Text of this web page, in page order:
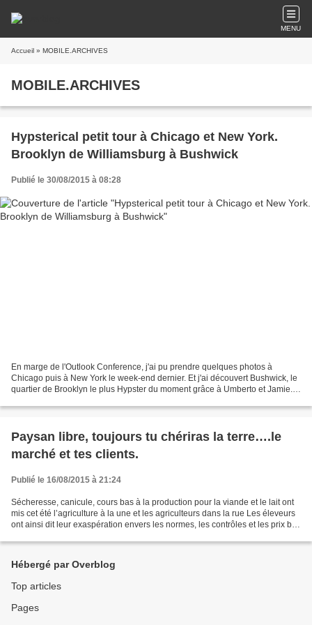
MENU
Accueil » MOBILE.ARCHIVES
MOBILE.ARCHIVES
Hypsterical petit tour à Chicago et New York.
Brooklyn de Williamsburg à Bushwick
Publié le 30/08/2015 à 08:28
En marge de l'Outlook Conference, j'ai pu prendre quelques photos à
Chicago puis à New York le week-end dernier. Et j'ai découvert Bushwick, le
quartier de Brooklyn le plus Hypster du moment grâce à Umberto et Jamie.
Paysan libre, toujours tu chériras la terre….le
marché et tes clients.
Publié le 16/08/2015 à 21:24
Sécheresse, canicule, cours bas à la production pour la viande et le lait ont
mis cet été l’agriculture à la une et les agriculteurs dans la rue Les éleveurs
ont ainsi dit leur exaspération envers les normes, les contrôles et les prix bas
Hébergé par Overblog
Top articles
Pages